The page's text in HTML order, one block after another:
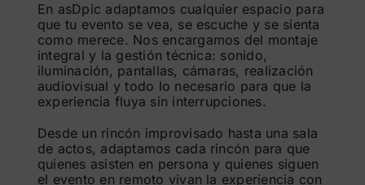
En asDpic adaptamos cualquier espacio para
que tu evento se vea, se escuche y se sienta
como merece. Nos encargamos del montaje
integral y la gestión técnica: sonido,
iluminación, pantallas, cámaras, realización
audiovisual y todo lo necesario para que la
experiencia fluya sin interrupciones.
Desde un rincón improvisado hasta una sala
de actos, adaptamos cada rincón para que
quienes asisten en persona y quienes siguen
el evento en remoto vivan la experiencia con